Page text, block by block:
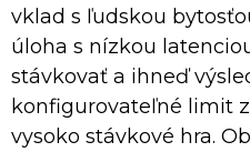
vklad s ľudskou
úloha s nízkou
stávkovať a ihneď
konfigurovateľné limit
vysoko stávkové hra.